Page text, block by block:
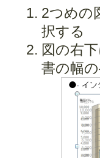
2つめの
択する
図の右
書の幅